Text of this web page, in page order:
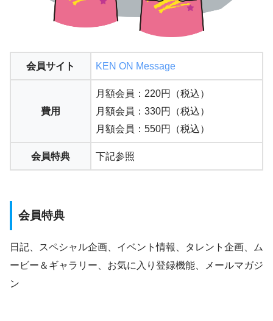
会員サイト KEN ON Message
費用
月額会員：220円（税込）
月額会員：330円（税込）
月額会員：550円（税込）
会員特典 下記参照
会員特典
日記、スペシャル企画、イベント情報、タレント企画、ム
ービー＆ギャラリー、お気に入り登録機能、メールマガジ
ン